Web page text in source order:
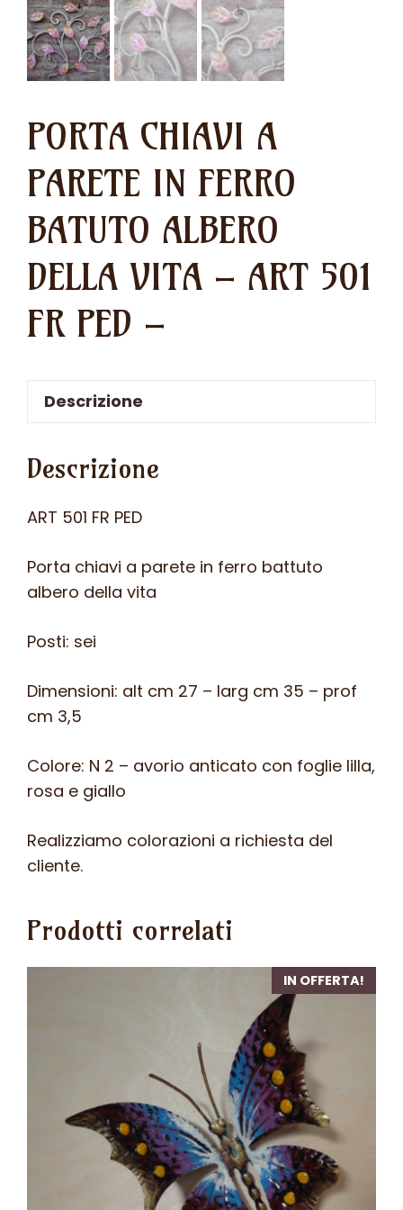
PORTA CHIAVI A
PARETE IN FERRO
BATUTO ALBERO
DELLA VITA – ART 501
FR PED –
Descrizione
Descrizione
ART 501 FR PED
Porta chiavi a parete in ferro battuto
albero della vita
Posti: sei
Dimensioni: alt cm 27 – larg cm 35 – prof
cm 3,5
Colore: N 2 – avorio anticato con foglie lilla,
rosa e giallo
Realizziamo colorazioni a richiesta del
cliente.
Prodotti correlati
IN OFFERTA!